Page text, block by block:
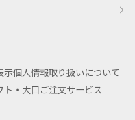
示個人情報取り扱いについて
ト・大口ご注文サービス